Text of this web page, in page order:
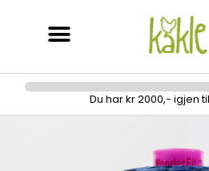
Du har kr 2000,- igjen